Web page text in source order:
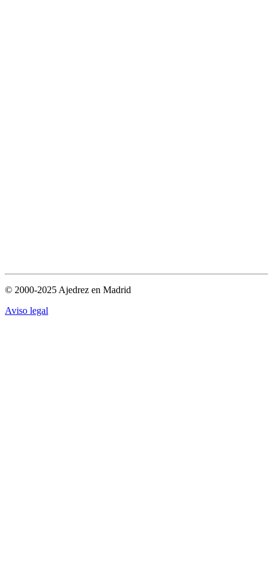
© 2000-2025 Ajedrez en Madrid
Aviso legal